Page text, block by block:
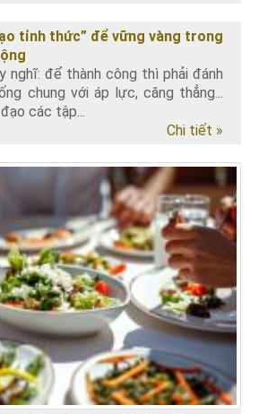
tỉnh thức” để vững vàng trong
nghĩ: để thành công thì phải đánh
chung với áp lực, căng thẳng...
các tập...
Chi tiết »